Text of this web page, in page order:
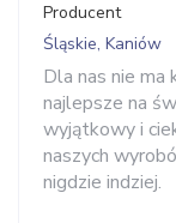
Producent
Śląskie, Kaniów
Dla nas nie ma
najlepsze na
wyjątkowy i
naszych
nigdzie indziej.